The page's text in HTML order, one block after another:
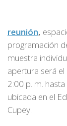
reunión,
programación
muestra
apertura será el
2:00 p. m.
ubicada en el
Cupey.